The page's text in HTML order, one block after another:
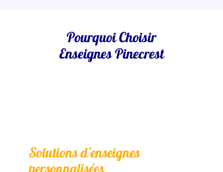
Pourquoi Choisir
Enseignes Pinecrest
Solutions d’enseignes